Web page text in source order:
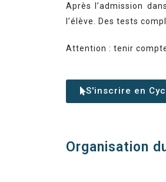
Après l’admission
l’élève. Des tests
Attention : tenir
S'inscrire en
Organisation